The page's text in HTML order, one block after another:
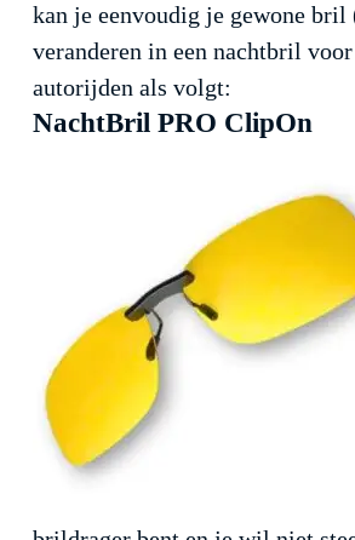
kan je eenvoudig je gewone
veranderen in een nachtbril
autorijden als volgt:
NachtBril PRO ClipOn